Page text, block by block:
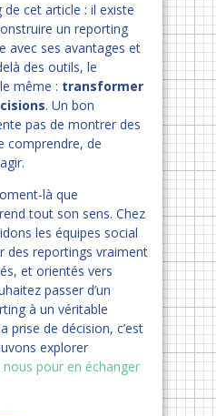
de cet article : il existe
un reporting
avec ses avantages et
des outils, le
même : transformer
. Un bon
pas de montrer des
comprendre, de
là que
tout son sens. Chez
les équipes social
des reportings vraiment
et orientés vers
passer d’un
à un véritable
prise de décision, c’est
explorer
pour en échanger